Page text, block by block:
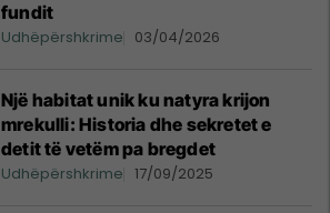
fundit
Udhëpërshkrime 03/04/2026
Një habitat unik ku natyra krijon
mrekulli: Historia dhe sekretet e
detit të vetëm pa bregdet
Udhëpërshkrime 17/09/2025